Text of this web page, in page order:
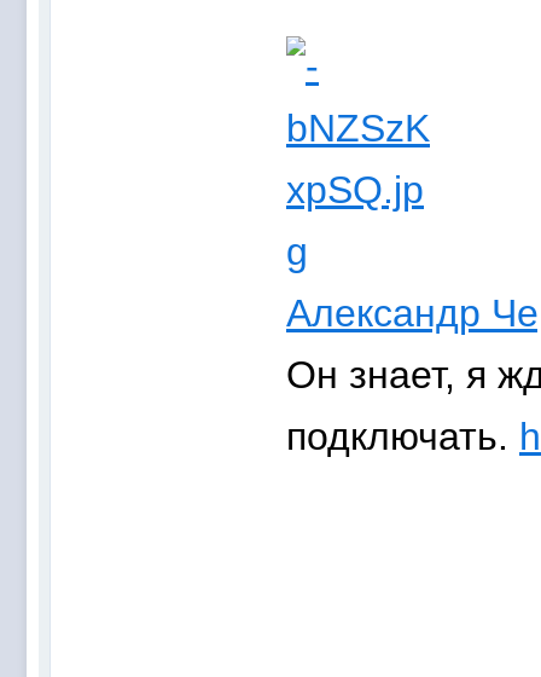
Александр
Он знает, я
подключать.